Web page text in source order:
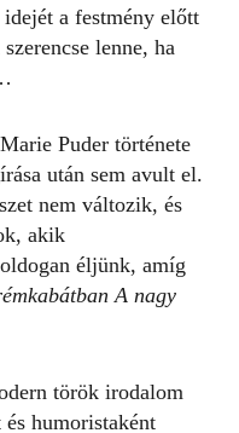
a festmény előtt
lenne, ha
Puder története
után sem avult el.
nem változik, és
akik
éljünk, amíg
A nagy
török irodalom
humoristaként